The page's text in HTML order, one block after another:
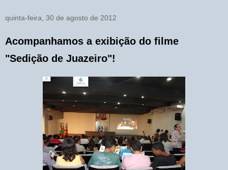
quinta-feira, 30 de agosto de 2012
Acompanhamos a exibição do filme
"Sedição de Juazeiro"!